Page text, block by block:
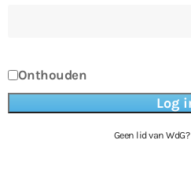
Onthouden
Geen lid van WdG?